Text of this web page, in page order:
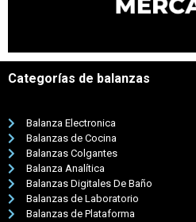
Categorías de balanzas
Balanza Electronica
Balanzas de Cocina
Balanzas Colgantes
Balanza Analítica
Balanzas Digitales De Baño
Balanzas de Laboratorio
Balanzas de Plataforma